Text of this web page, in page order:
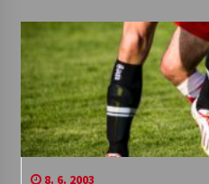
8. 6. 2003